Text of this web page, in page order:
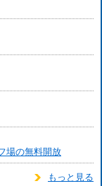
場の無料開放
もっと見る